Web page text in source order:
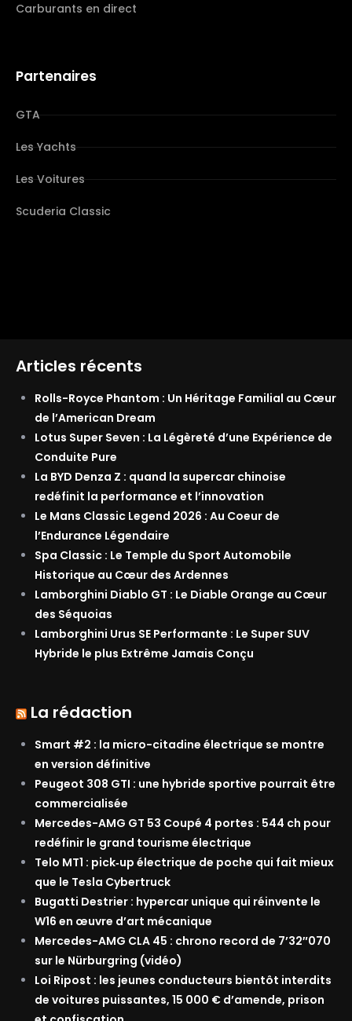
Carburants en direct
Partenaires
GTA
Les Yachts
Les Voitures
Scuderia Classic
Articles récents
Rolls-Royce Phantom : Un Héritage Familial au Cœur
de l’American Dream
Lotus Super Seven : La Légèreté d’une Expérience de
Conduite Pure
La BYD Denza Z : quand la supercar chinoise
redéfinit la performance et l’innovation
Le Mans Classic Legend 2026 : Au Coeur de
l’Endurance Légendaire
Spa Classic : Le Temple du Sport Automobile
Historique au Cœur des Ardennes
Lamborghini Diablo GT : Le Diable Orange au Cœur
des Séquoias
Lamborghini Urus SE Performante : Le Super SUV
Hybride le plus Extrême Jamais Conçu
La rédaction
Smart #2 : la micro-citadine électrique se montre
en version définitive
Peugeot 308 GTI : une hybride sportive pourrait être
commercialisée
Mercedes-AMG GT 53 Coupé 4 portes : 544 ch pour
redéfinir le grand tourisme électrique
Telo MT1 : pick‑up électrique de poche qui fait mieux
que le Tesla Cybertruck
Bugatti Destrier : hypercar unique qui réinvente le
W16 en œuvre d’art mécanique
Mercedes-AMG CLA 45 : chrono record de 7’32″070
sur le Nürburgring (vidéo)
Loi Ripost : les jeunes conducteurs bientôt interdits
de voitures puissantes, 15 000 € d’amende, prison